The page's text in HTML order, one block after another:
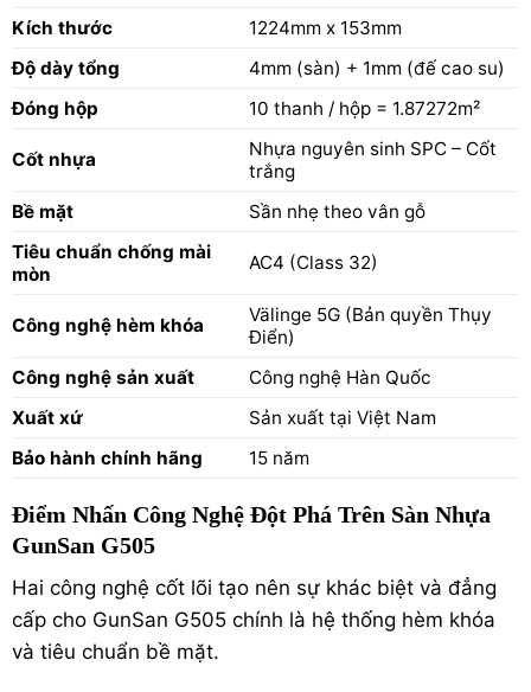
Kích thước
1224mm x 153mm
Độ dày tổng
4mm (sàn) + 1mm (đế cao su)
Đóng hộp
10 thanh / hộp = 1.87272m²
Cốt nhựa
Nhựa nguyên sinh SPC – Cốt
trắng
Bề mặt
Sần nhẹ theo vân gỗ
Tiêu chuẩn chống mài
mòn
AC4 (Class 32)
Công nghệ hèm khóa
Välinge 5G (Bản quyền Thụy
Điển)
Công nghệ sản xuất
Công nghệ Hàn Quốc
Xuất xứ
Sản xuất tại Việt Nam
Bảo hành chính hãng
15 năm
Điểm Nhấn Công Nghệ Đột Phá Trên Sàn Nhựa
GunSan G505
Hai công nghệ cốt lõi tạo nên sự khác biệt và đẳng
cấp cho GunSan G505 chính là hệ thống hèm khóa
và tiêu chuẩn bề mặt.